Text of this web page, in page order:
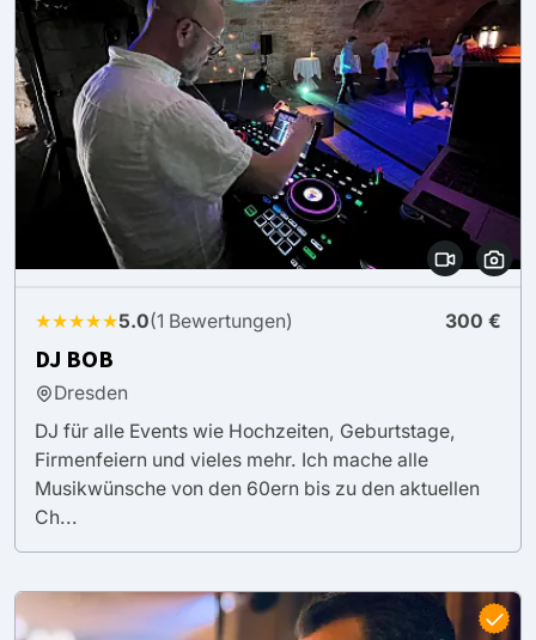
★★★★★5.0(1 Bewertungen) 300 €
DJ BOB
Dresden
DJ für alle Events wie Hochzeiten, Geburtstage,
Firmenfeiern und vieles mehr. Ich mache alle
Musikwünsche von den 60ern bis zu den aktuellen
Ch...